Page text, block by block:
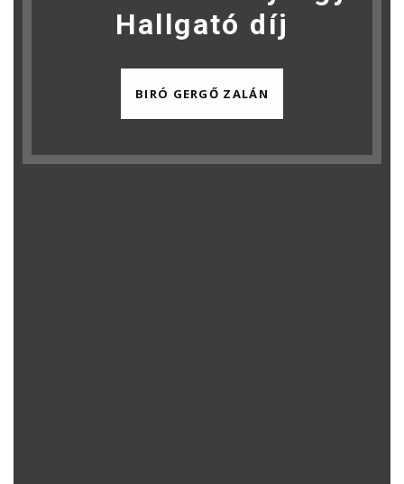
Hallgató díj
BIRÓ GERGŐ ZALÁN